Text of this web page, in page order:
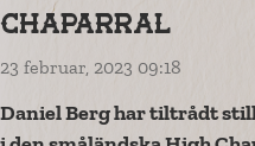
Chaparral
23 februar, 2023 09:18
Daniel Berg har tiltrådt